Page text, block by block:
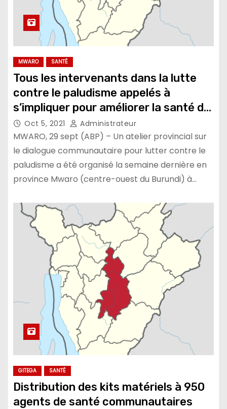
MWARO SANTÉ
Tous les intervenants dans la lutte
contre le paludisme appelés à
s’impliquer pour améliorer la santé de
la communauté
Oct 5, 2021 Administrateur
MWARO, 29 sept (ABP) – Un atelier provincial sur
le dialogue communautaire pour lutter contre le
paludisme a été organisé la semaine dernière en
province Mwaro (centre-ouest du Burundi) à…
GITEGA SANTÉ
Distribution des kits matériels à 950
agents de santé communautaires